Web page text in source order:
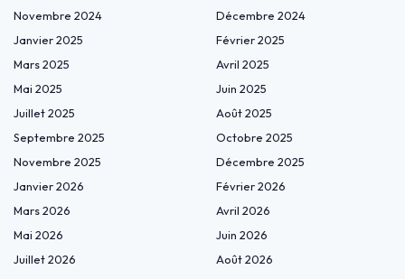
Novembre 2024
Décembre 2024
Janvier 2025
Février 2025
Mars 2025
Avril 2025
Mai 2025
Juin 2025
Juillet 2025
Août 2025
Septembre 2025
Octobre 2025
Novembre 2025
Décembre 2025
Janvier 2026
Février 2026
Mars 2026
Avril 2026
Mai 2026
Juin 2026
Juillet 2026
Août 2026